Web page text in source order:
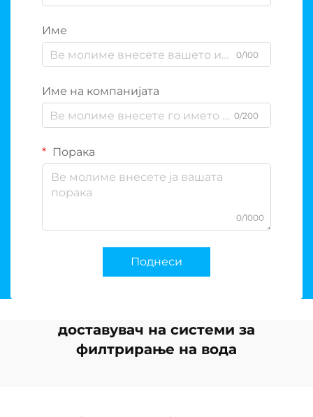
Име
0/100
Име на компанијата
0/200
Порака
0/1000
Поднеси
доставувач на системи за
филтрирање на вода